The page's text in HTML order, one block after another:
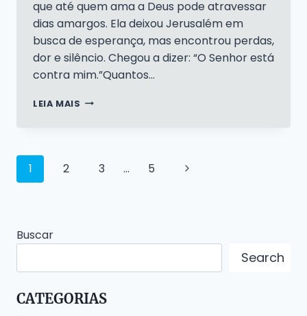
que até quem ama a Deus pode atravessar
dias amargos. Ela deixou Jerusalém em
busca de esperança, mas encontrou perdas,
dor e silêncio. Chegou a dizer: “O Senhor está
contra mim.”Quantos…
LEIA MAIS QUANDO
Navegação
Página
1 2 3 … 5
Página
Buscar
Search
CATEGORIAS